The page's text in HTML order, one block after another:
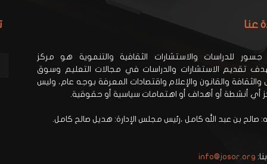
عنا
جسور للدراسات والاستشارات الثقافية والتنموية هو مركز
تقديم الاستشارات والدراسات في مجالات التعليم وسوق
والثقافة والقانون والإعلام واقتصادات المعرفة بوجه عام، وليس
أي أنشطة أو أهداف أو اهتمامات سياسية أو حقوقية.
صالح بن عبد الله كامل ،رئيس مجلس الإدارة: هديل صالح كامل.
info@josor.org